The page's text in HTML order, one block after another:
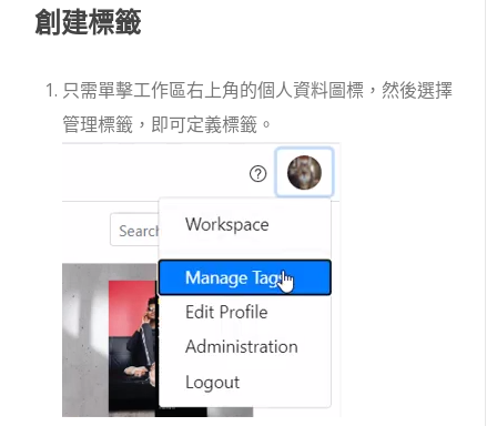
創建標籤
只需單擊工作區右上角的個人資料圖標，然後選擇
管理標籤，即可定義標籤。